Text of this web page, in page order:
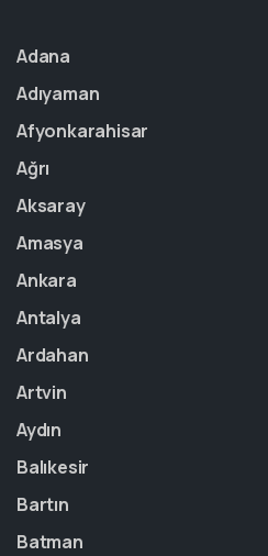
Adana
Adıyaman
Afyonkarahisar
Ağrı
Aksaray
Amasya
Ankara
Antalya
Ardahan
Artvin
Aydın
Balıkesir
Bartın
Batman